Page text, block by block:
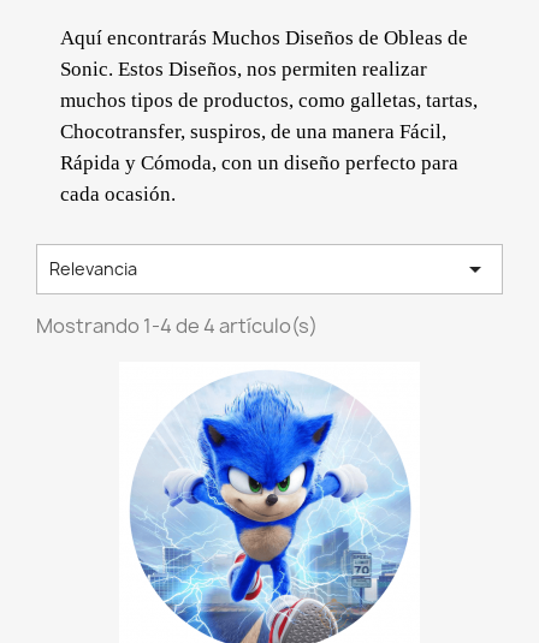
Aquí encontrarás Muchos Diseños de Obleas de
Sonic. Estos Diseños, nos permiten realizar
muchos tipos de productos, como galletas, tartas,
Chocotransfer, suspiros, de una manera Fácil,
Rápida y Cómoda, con un diseño perfecto para
cada ocasión.
Relevancia 
Mostrando 1-4 de 4 artículo(s)